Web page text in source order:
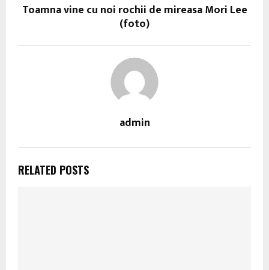
Toamna vine cu noi rochii de mireasa Mori Lee
(foto)
admin
RELATED POSTS